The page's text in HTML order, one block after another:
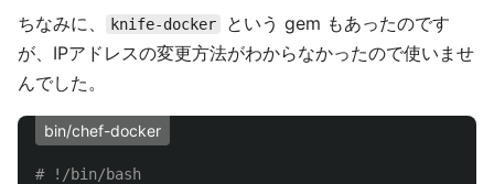
ちなみに、 knife-docker
という gem もあったのです
が、IPアドレスの変更方法がわからなかったので使いませ
んでした。
bin/chef-docker
# !/bin/bash